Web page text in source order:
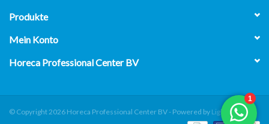
Produkte
Mein Konto
Horeca Professional Center BV
© Copyright 2026 Horeca Professional Center BV - Powered by Lightspeed